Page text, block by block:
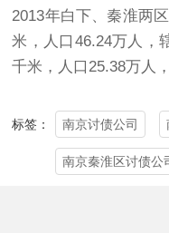
2013年白下、秦淮两
米，人口46.24万人，
千米，人口25.38万人
标签： 南京讨债公司
南京秦淮区讨债公